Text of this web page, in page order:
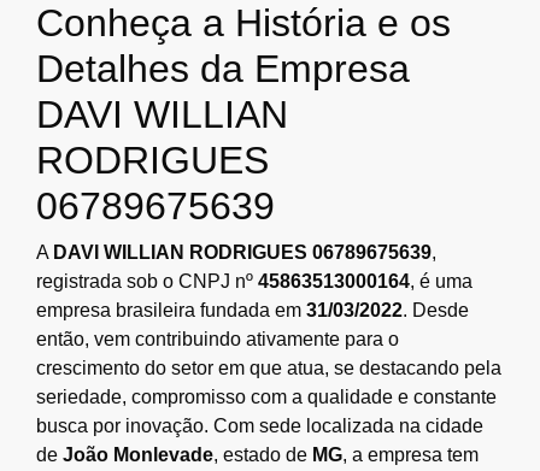
Conheça a História e os
Detalhes da Empresa
DAVI WILLIAN
RODRIGUES
06789675639
A DAVI WILLIAN RODRIGUES 06789675639,
registrada sob o CNPJ nº 45863513000164, é uma
empresa brasileira fundada em 31/03/2022. Desde
então, vem contribuindo ativamente para o
crescimento do setor em que atua, se destacando pela
seriedade, compromisso com a qualidade e constante
busca por inovação. Com sede localizada na cidade
de João Monlevade, estado de MG, a empresa tem